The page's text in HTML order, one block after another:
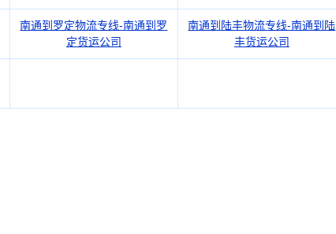
南通到罗定物流专线-南通到罗
定货运公司
南通到陆丰物流专线-南通到陆
丰货运公司